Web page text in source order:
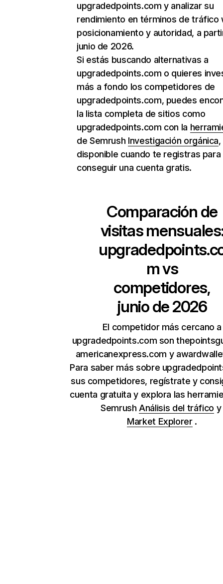
upgradedpoints.com y analizar su
rendimiento en términos de tráfico
posicionamiento y autoridad, a
junio de 2026.
Si estás buscando alternativas a
upgradedpoints.com o quieres
más a fondo los competidores de
upgradedpoints.com, puedes
la lista completa de sitios como
upgradedpoints.com con la
de Semrush Investigación orgánica,
disponible cuando te registras para
conseguir una cuenta gratis.
Comparación de
visitas
mvs
competidores,
junio de 2026
El competidor más cercano a
upgradedpoints.com son
americanexpress.com y
Para saber más sobre
sus competidores, regístrate y
cuenta gratuita y explora las
Semrush Análisis del tráfico y
Market Explorer.